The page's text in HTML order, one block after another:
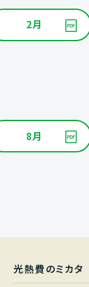
2月
8月
光熱費のミカタ